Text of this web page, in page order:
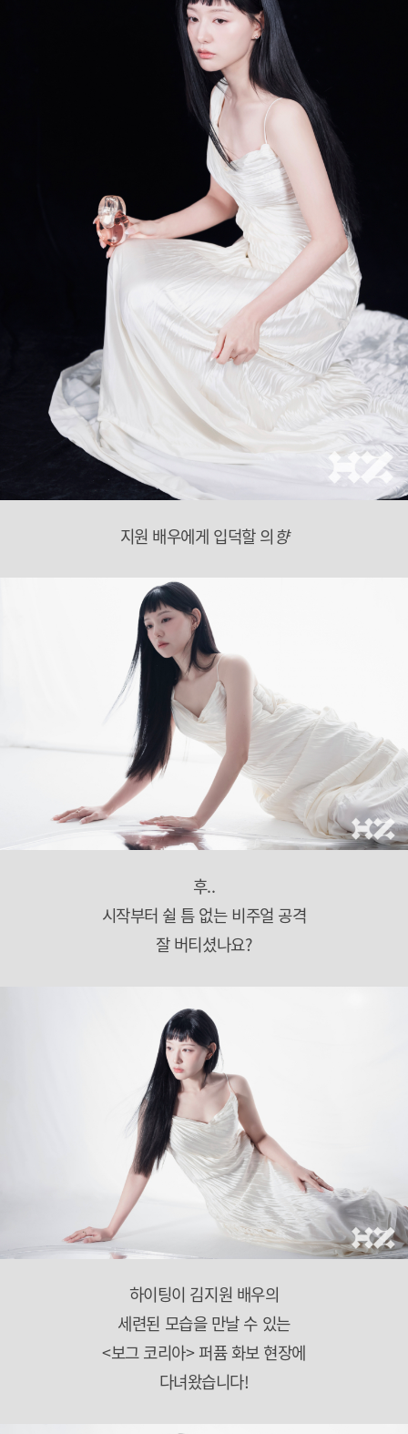
지원 배우에게 입덕할 의향
후..
시작부터 쉴 틈 없는 비주얼 공격
잘 버티셨나요?
하이팅이 김지원 배우의
세련된 모습을 만날 수 있는
<보그 코리아> 퍼퓸 화보 현장에
다녀왔습니다!